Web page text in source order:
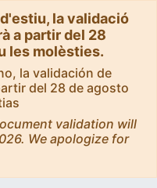
la validació
a partir del 28
les molèsties.
la validación de
del 28 de agosto
validation will
We apologize for